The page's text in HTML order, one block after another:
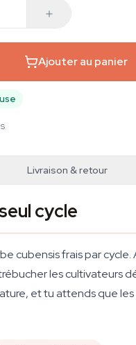
Ajouter au panier
Livraison & retour
cycle
cubensis frais par cycle.
les cultivateurs
et tu attends que les